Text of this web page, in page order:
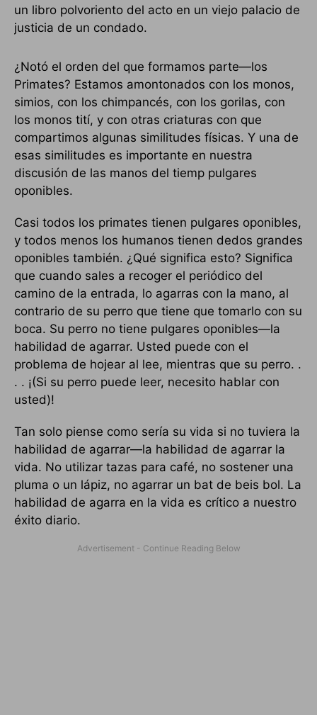
un libro polvoriento del acto en un viejo palacio de
justicia de un condado.
¿Notó el orden del que formamos parte—los
Primates? Estamos amontonados con los monos,
simios, con los chimpancés, con los gorilas, con
los monos tití, y con otras criaturas con que
compartimos algunas similitudes físicas. Y una de
esas similitudes es importante en nuestra
discusión de las manos del tiemp pulgares
oponibles.
Casi todos los primates tienen pulgares oponibles,
y todos menos los humanos tienen dedos grandes
oponibles también. ¿Qué significa esto? Significa
que cuando sales a recoger el periódico del
camino de la entrada, lo agarras con la mano, al
contrario de su perro que tiene que tomarlo con su
boca. Su perro no tiene pulgares oponibles—la
habilidad de agarrar. Usted puede con el
problema de hojear al lee, mientras que su perro. .
. . ¡(Si su perro puede leer, necesito hablar con
usted)!
Tan solo piense como sería su vida si no tuviera la
habilidad de agarrar—la habilidad de agarrar la
vida. No utilizar tazas para café, no sostener una
pluma o un lápiz, no agarrar un bat de beis bol. La
habilidad de agarra en la vida es crítico a nuestro
éxito diario.